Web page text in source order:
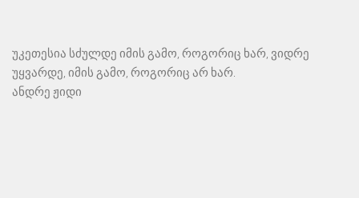
უკეთესია სძულდე იმის გამო, როგორიც ხარ, ვიდრე
უყვარდე, იმის გამო, როგორიც არ ხარ.
ანდრე ჟიდი